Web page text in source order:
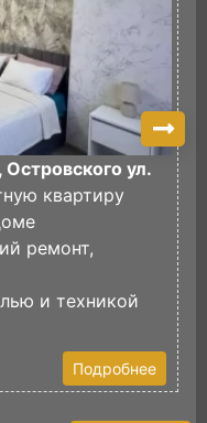
ул.
квартиру
ремонт,
и техникой
Подробнее